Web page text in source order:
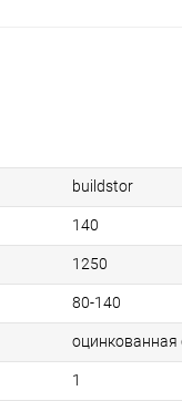
buildstor
140
1250
80-140
1